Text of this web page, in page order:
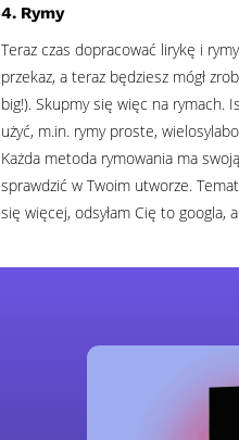
4. Rymy
Teraz czas dopracować lirykę i
przekaz, a teraz będziesz mógł
big!). Skupmy się więc na rymach.
użyć, m.in. rymy proste,
Każda metoda rymowania ma
sprawdzić w Twoim utworze.
się więcej, odsyłam Cię to googla,